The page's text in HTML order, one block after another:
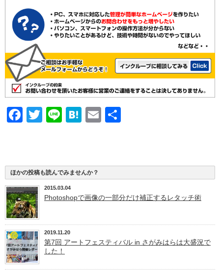
Facebook
Twitter
LineHatena
Email
ほかの投稿も読んでみませんか？
2015.03.04
Photoshopで画像の一部分だけ補正するレタッチ術
2019.11.20
第7回 アートフェスティバル in さがみはらは大盛況で
した！